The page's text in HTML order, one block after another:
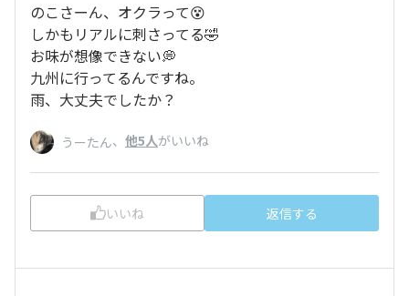
のこさーん、オクラって😵
しかもリアルに刺さってる🤣
お味が想像できない💭
九州に行ってるんですね。
雨、大丈夫でしたか？
うーたん、 他5人がいいね
いいね 返信する